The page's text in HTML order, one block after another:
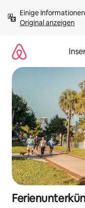
Inhalten
springenOriginal anzeigen